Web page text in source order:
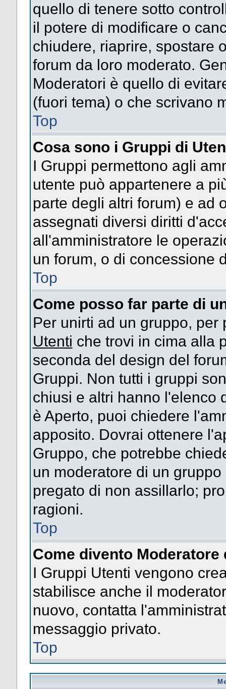
quello di tenere sotto
il potere di modificare o
chiudere, riaprire, spostare
forum da loro moderato.
Moderatori è quello di
(fuori tema) o che scrivano
Top
Cosa sono i Gruppi di
I Gruppi permettono agli
utente può appartenere a
parte degli altri forum) e ad
assegnati diversi diritti
all'amministratore le
un forum, o di concessione
Top
Come posso far parte di
Per unirti ad un gruppo,
Utenti che trovi in cima alla
seconda del design del
Gruppi. Non tutti i gruppi
chiusi e altri hanno l'elenco
è Aperto, puoi chiedere
apposito. Dovrai ottenere
Gruppo, che potrebbe
un moderatore di un
pregato di non assillarlo;
ragioni.
Top
Come divento Moderatore
I Gruppi Utenti vengono
stabilisce anche il
nuovo, contatta
messaggio privato.
Top